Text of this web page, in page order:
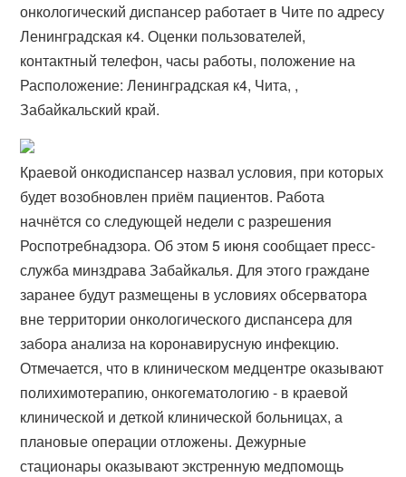
онкологический диспансер работает в Чите по адресу
Ленинградская к4. Оценки пользователей,
контактный телефон, часы работы, положение на
Расположение: Ленинградская к4, Чита, ,
Забайкальский край.
Краевой онкодиспансер назвал условия, при которых
будет возобновлен приём пациентов. Работа
начнётся со следующей недели с разрешения
Роспотребнадзора. Об этом 5 июня сообщает пресс-
служба минздрава Забайкалья. Для этого граждане
заранее будут размещены в условиях обсерватора
вне территории онкологического диспансера для
забора анализа на коронавирусную инфекцию.
Отмечается, что в клиническом медцентре оказывают
полихимотерапию, онкогематологию - в краевой
клинической и деткой клинической больницах, а
плановые операции отложены. Дежурные
стационары оказывают экстренную медпомощь